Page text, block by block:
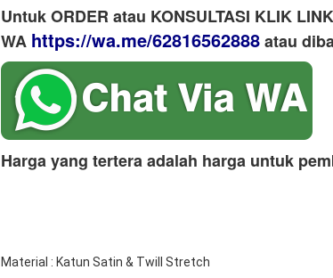
Untuk ORDER atau KONSULTASI KLIK LINK
WA https://wa.me/62816562888 atau
Harga yang tertera adalah harga untuk
Material : Katun Satin & Twill Stretch